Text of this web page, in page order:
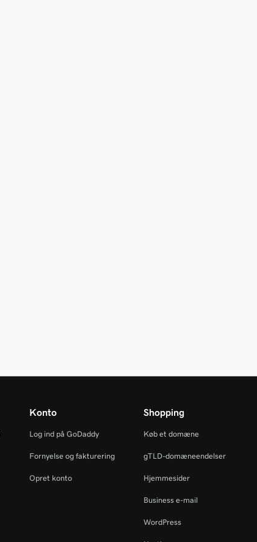
Konto
Log ind på GoDaddy
Fornyelse og fakturering
Opret konto
Shopping
Køb et domæne
gTLD-domæneendelser
Hjemmesider
Business e-mail
WordPress